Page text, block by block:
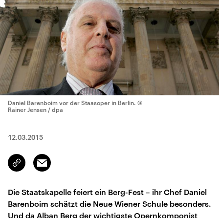
Daniel Barenboim vor der Staasoper in Berlin. ©
Rainer Jensen / dpa
12.03.2015
Link
kopieren/teilen
Email
Die Staatskapelle feiert ein Berg-Fest – ihr Chef Daniel
Barenboim schätzt die Neue Wiener Schule besonders.
Und da Alban Berg der wichtigste Opernkomponist